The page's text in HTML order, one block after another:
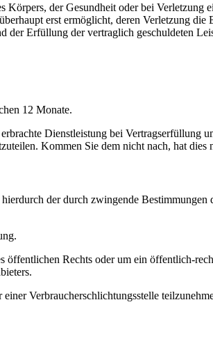
der Gesundheit oder bei
erst ermöglicht, deren Verletzung
der Erfüllung der vertraglich geschuldeten
12 Monate.
Dienstleistung bei Vertragserfüllung
Kommen Sie dem nicht nach, hat
der durch zwingende Bestimmungen
Rechts oder um ein öffentlich-
Verbraucherschlichtungsstelle